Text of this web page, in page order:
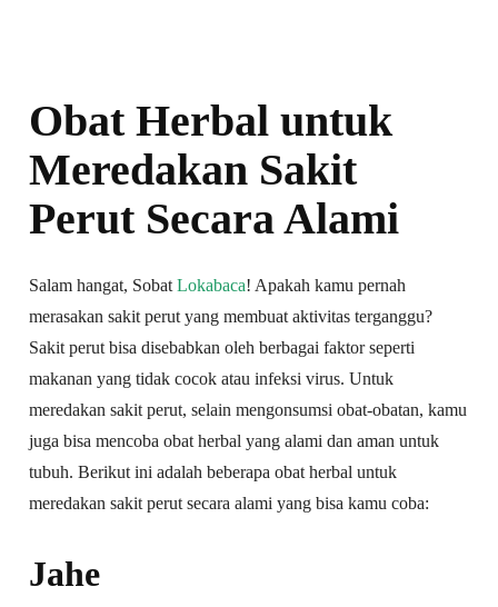
Obat Herbal untuk
Meredakan Sakit
Perut Secara Alami
Salam hangat, SobatLokabaca! Apakah kamu pernah
merasakan sakit perut yang membuat aktivitas terganggu?
Sakit perut bisa disebabkan oleh berbagai faktor seperti
makanan yang tidak cocok atau infeksi virus. Untuk
meredakan sakit perut, selain mengonsumsi obat-obatan, kamu
juga bisa mencoba obat herbal yang alami dan aman untuk
tubuh. Berikut ini adalah beberapa obat herbal untuk
meredakan sakit perut secara alami yang bisa kamu coba:
Jahe